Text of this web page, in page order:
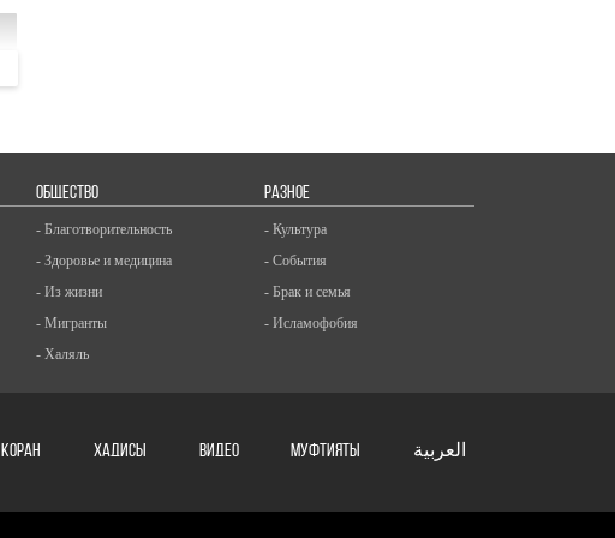
ОБЩЕСТВО
- Благотворительность
- Здоровье и медицина
- Из жизни
- Мигранты
- Халяль
РАЗНОЕ
- Культура
- События
- Брак и семья
- Исламофобия
КОРАН ХАДИСЫ ВИДЕО Муфтияты العربية